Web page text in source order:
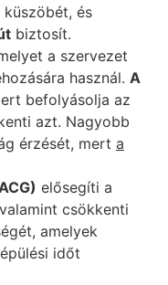
küszöbét, és
biztosít.
a szervezet
használ. A
befolyásolja az
azt. Nagyobb
érzését, mert a
elősegíti a
csökkenti
amelyek
időt